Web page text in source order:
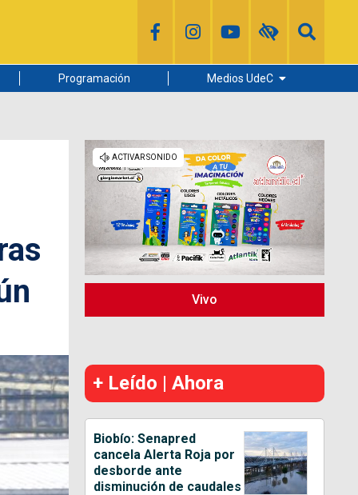
Programación Medios UdeC
Radio UdeC
Noticias UdeC
La Discusión
Vivo
+ Leído | Ahora
Biobío: Senapred
cancela Alerta Roja por
desborde ante
disminución de caudales